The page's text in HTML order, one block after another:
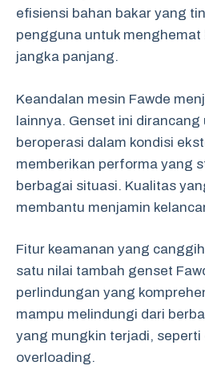
efisiensi bahan bakar yang
pengguna untuk menghemat
jangka panjang.
Keandalan mesin Fawde
lainnya. Genset ini dirancang
beroperasi dalam kondisi
memberikan performa yang
berbagai situasi. Kualitas
membantu menjamin
Fitur keamanan yang
satu nilai tambah genset
perlindungan yang
mampu melindungi dari
yang mungkin terjadi,
overloading.